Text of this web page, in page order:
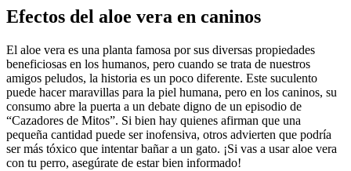
Efectos del aloe vera en caninos
El aloe vera es una planta famosa por sus diversas propiedades
beneficiosas en los humanos, pero cuando se trata de nuestros
amigos peludos, la historia es un poco diferente. Este suculento
puede hacer maravillas para la piel humana, pero en los caninos, su
consumo abre la puerta a un debate digno de un episodio de
“Cazadores de Mitos”. Si bien hay quienes afirman que una
pequeña cantidad puede ser inofensiva, otros advierten que podría
ser más tóxico que intentar bañar a un gato. ¡Si vas a usar aloe vera
con tu perro, asegúrate de estar bien informado!